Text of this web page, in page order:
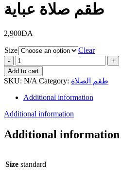
طقم صلاة عباية
2,900DA
Size
Clear
طقم
صلاة
عباية
Add to cart
SKU: N/A Category: طقم الصلاة
Additional information
Additional information
Additional information
Size standard